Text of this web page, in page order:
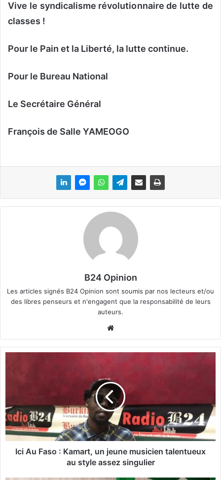
Vive le syndicalisme révolutionnaire de lutte de
classes !
Pour le Pain et la Liberté, la lutte continue.
Pour le Bureau National
Le Secrétaire Général
François de Salle YAMEOGO
B24 Opinion
Les articles signés B24 Opinion sont soumis par nos lecteurs et/ou
des libres penseurs et n'engagent que la responsabilité de leurs
auteurs.
bsi
te
F
a
s
o
Ici Au Faso : Kamart, un jeune musicien talentueux
au style assez singulier